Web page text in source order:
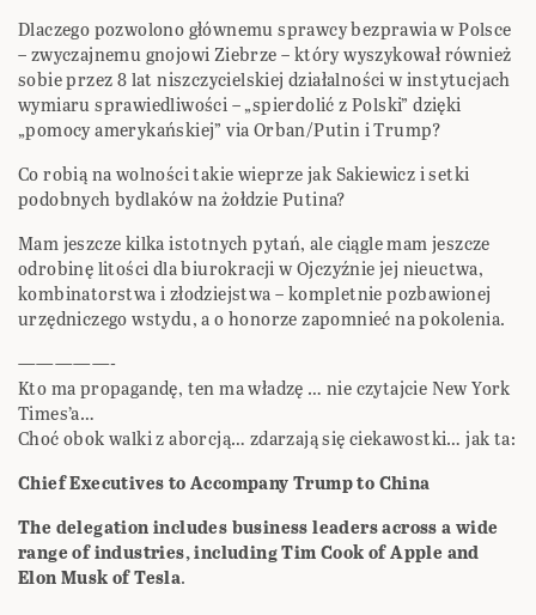
Dlaczego pozwolono głównemu sprawcy bezprawia w Polsce
– zwyczajnemu gnojowi Ziebrze – który wyszykował również
sobie przez 8 lat niszczycielskiej działalności w instytucjach
wymiaru sprawiedliwości – „spierdolić z Polski” dzięki
„pomocy amerykańskiej” via Orban/Putin i Trump?
Co robią na wolności takie wieprze jak Sakiewicz i setki
podobnych bydlaków na żołdzie Putina?
Mam jeszcze kilka istotnych pytań, ale ciągle mam jeszcze
odrobinę litości dla biurokracji w Ojczyźnie jej nieuctwa,
kombinatorstwa i złodziejstwa – kompletnie pozbawionej
urzędniczego wstydu, a o honorze zapomnieć na pokolenia.
—————-
Kto ma propagandę, ten ma władzę … nie czytajcie New York
Times’a…
Choć obok walki z aborcją… zdarzają się ciekawostki… jak ta:
Chief Executives to Accompany Trump to China
The delegation includes business leaders across a wide
range of industries, including Tim Cook of Apple and
Elon Musk of Tesla.